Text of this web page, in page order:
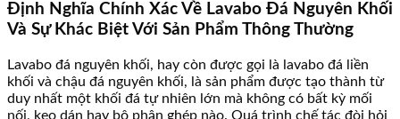
Định Nghĩa Chính Xác Về Lavabo Đá Nguyên Khối
Và Sự Khác Biệt Với Sản Phẩm Thông Thường
Lavabo đá nguyên khối, hay còn được gọi là lavabo đá liền
khối và chậu đá nguyên khối, là sản phẩm được tạo thành từ
duy nhất một khối đá tự nhiên lớn mà không có bất kỳ mối
nối, keo dán hay bộ phận ghép nào. Quá trình chế tác đòi hỏi